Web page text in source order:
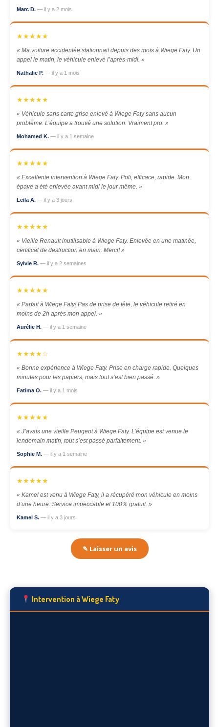
Marc D. — il y a 2 mois
★★★★★
« Ma voiture accidentée stationnait depuis des mois à Wiege Faty. Un
appel le matin, le véhicule enlevé l’après-midi. »
Nathalie P. — il y a 1 mois
★★★★★
« Véhicule sans carte grise enlevé à Wiege Faty sans aucun
problème. L’équipe a trouvé une solution. Vraiment pro. »
Mohamed K. — il y a 1 semaine
★★★★★
« Excellente intervention à Wiege Faty. Poli, efficace, rapide. Mon
épave a été enlevée avant midi le jour même. »
Leila A. — il y a 3 jours
★★★★★
« Vieille Renault inutilisable à Wiege Faty. Enlevée en une matinée,
certificat de destruction en main. Merci! »
Sylvie R. — il y a 2 semaines
★★★★★
« Parfait à Wiege Faty! Pas de prise de tête, le véhicule retiré en
moins de 2h après mon appel. »
Aurélie H. — il y a 1 semaine
★★★★☆
« Bonne expérience à Wiege Faty. Prise en charge rapide. Quelques
minutes pour les papiers, mais tout s’est bien passé. »
Fatima O. — il y a 1 mois
★★★★★
« J’avais une vieille Peugeot à Wiege Faty. L’équipe est venue le
lendemain matin, tout s’est passé parfaitement. »
Sophie M. — il y a 1 semaine
★★★★★
« Kamel est venu à Wiege Faty, il a récupéré mon véhicule en moins
d’une heure. Service impeccable et 100% gratuit. »
Kamel S. — il y a 3 jours
✎ Laisser un avis
Intervention à Wiege Faty